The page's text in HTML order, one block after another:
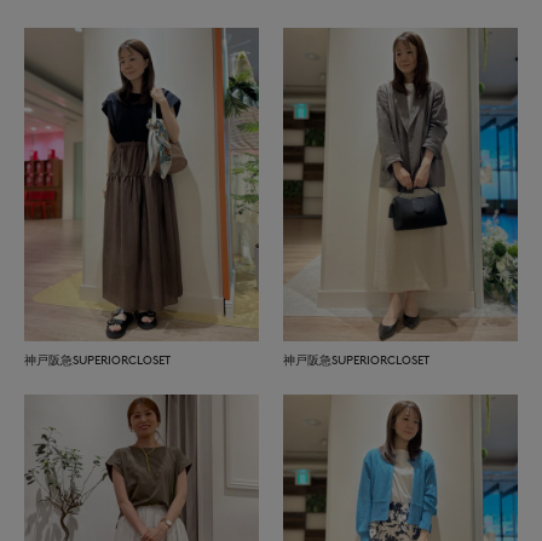
神戸阪急SUPERIORCLOSET 神戸阪急SUPERIORCLOSET